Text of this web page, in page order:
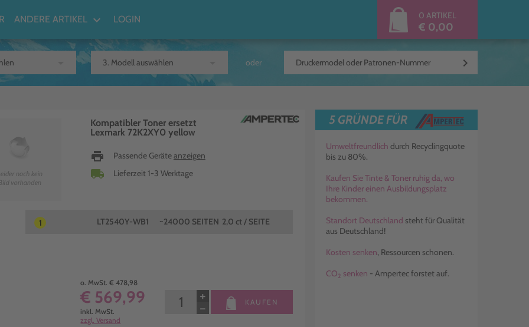
ANDERE ARTIKEL keyboard_arrow_down LOGIN 0 ARTIKEL
€ 0,00
oder keyboard_arrow_right
Kompatibler Toner ersetzt
Lexmark 72K2XY0 yellow
print Passende Geräteanzeigen
local_shipping Lieferzeit 1-3 Werktage
1 LT2540Y-WB1 ~24000 SEITEN 2,0 ct / SEITE
o. MwSt. € 478,98
€ 569,99
inkl. MwSt.
zzgl. Versand
−
+ KAUFEN
5 GRÜNDE FÜR
Umweltfreundlich durch Recyclingquote
bis zu 80%.
Kaufen Sie Tinte & Toner ruhig da, wo
Ihre Kinder einen Ausbildungsplatz
bekommen.
Standort Deutschland steht für Qualität
aus Deutschland!
Kosten senken, Ressourcen schonen.
CO2 senken - Ampertec forstet auf.